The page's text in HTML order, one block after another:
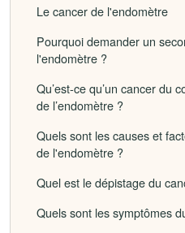
Le cancer de l'endomètre
Pourquoi demander un
l'endomètre ?
Qu’est-ce qu’un cancer du
de l’endomètre ?
Quels sont les causes et
de l'endomètre ?
Quel est le dépistage du
Quels sont les symptômes